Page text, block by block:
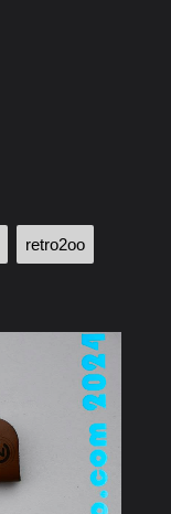
retro2oo